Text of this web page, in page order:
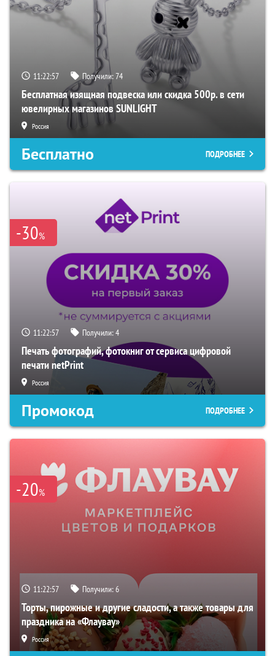
11:22:56 Получили:74
Бесплатная изящная подвеска или скидка 500р. в сети
ювелирных магазинов SUNLIGHT
Россия
Бесплатно ПОДРОБНЕЕ
-30%
11:22:56 Получили:4
Печать фотографий, фотокниг от сервиса цифровой
печати netPrint
Россия
Промокод ПОДРОБНЕЕ
-20%
11:22:56 Получили:6
Торты, пирожные и другие сладости, а также товары для
праздника на «Флаувау»
Россия